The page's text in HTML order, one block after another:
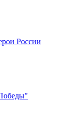
России